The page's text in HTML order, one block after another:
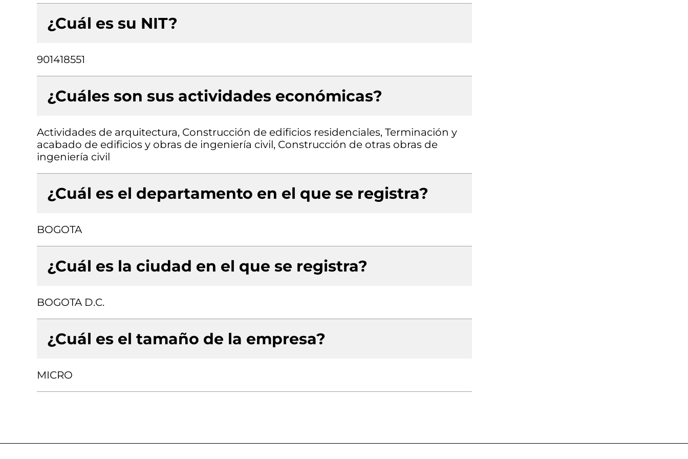
¿Cuál es su NIT?
901418551
¿Cuáles son sus actividades económicas?
Actividades de arquitectura, Construcción de edificios residenciales, Terminación y
acabado de edificios y obras de ingeniería civil, Construcción de otras obras de
ingeniería civil
¿Cuál es el departamento en el que se registra?
BOGOTA
¿Cuál es la ciudad en el que se registra?
BOGOTA D.C.
¿Cuál es el tamaño de la empresa?
MICRO